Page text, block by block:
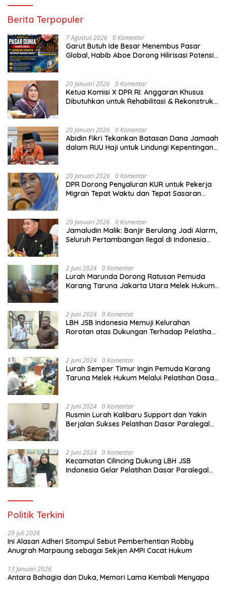
Berita Terpopuler
7 Agustus 2026 0 Komentar
Garut Butuh Ide Besar Menembus Pasar
Global, Habib Aboe Dorong Hilirisasi Potensi
20 Januari 2026 0 Komentar
Ketua Komisi X DPR RI: Anggaran Khusus
Dibutuhkan untuk Rehabilitasi & Rekonstruksi
20 Januari 2026 0 Komentar
Abidin Fikri Tekankan Batasan Dana Jamaah
dalam RUU Haji untuk Lindungi Kepentingan
20 Januari 2026 0 Komentar
DPR Dorong Penyaluran KUR untuk Pekerja
Migran Tepat Waktu dan Tepat Sasaran
20 Januari 2026 0 Komentar
Jamaludin Malik: Banjir Berulang Jadi Alarm,
Seluruh Pertambangan Ilegal di Indonesia
2 Juni 2024 0 Komentar
Lurah Marunda Dorong Ratusan Pemuda
Karang Taruna Jakarta Utara Melek Hukum
2 Juni 2024 0 Komentar
LBH JSB Indonesia Memuji Kelurahan
Rorotan atas Dukungan Terhadap Pelatihan
2 Juni 2024 0 Komentar
Lurah Semper Timur Ingin Pemuda Karang
Taruna Melek Hukum Melalui Pelatihan Dasar
2 Juni 2024 0 Komentar
Rusmin Lurah Kalibaru Support dan Yakin
Berjalan Sukses Pelatihan Dasar Paralegal
2 Juni 2024 0 Komentar
Kecamatan Cilincing Dukung LBH JSB
Indonesia Gelar Pelatihan Dasar Paralegal
Politik Terkini
29 Juli 2026
Ini Alasan Adheri Sitompul Sebut Pemberhentian Robby
Anugrah Marpaung sebagai Sekjen AMPI Cacat Hukum
13 Januari 2026
Antara Bahagia dan Duka, Memori Lama Kembali Menyapa